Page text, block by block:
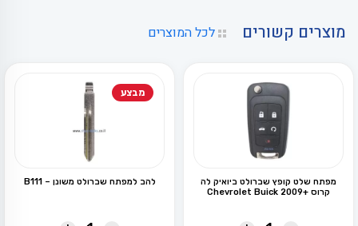
מוצרים קשורים לכל המוצרים
מפתח שלט קופץ שברולט ביואיק לה
קרוס +Chevrolet Buick 2009
מבצע
להב למפתח שברולט משונן – B111